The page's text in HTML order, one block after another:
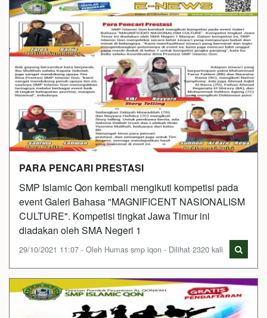
PARA PENCARI PRESTASI
SMP Islamic Qon kembali mengikuti kompetisi pada
event Galeri Bahasa "MAGNIFICENT NASIONALISM
CULTURE". Kompetisi tingkat Jawa Timur ini
diadakan oleh SMA Negeri 1
29/10/2021 11:07 - Oleh Humas smp iqon - Dilihat 2320 kali